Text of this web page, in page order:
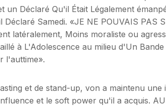
Déclaré Qu'il Était Légalement
Samedi. «JE NE POUVAIS PAS
latéralement, Moins moraliste ou
à L'Adolescence au milieu d'Un
l'auttime».
et de stand-up, von a maintenu une
et le soft power qu'il a acquis.